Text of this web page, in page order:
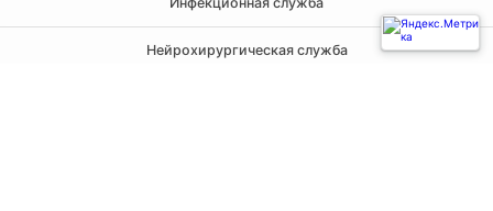
Нейрохирургическая служба